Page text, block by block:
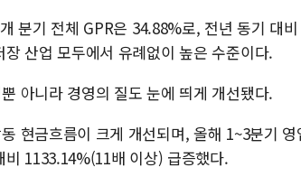
분기 전체 GPR은 34.88%로, 전년 동기 대
장 산업 모두에서 유례없이 높은 수준이다.
아니라 경영의 질도 눈에 띄게 개선됐다.
현금흐름이 크게 개선되며, 올해 1~3분기
비 1133.14%(11배 이상) 급증했다.